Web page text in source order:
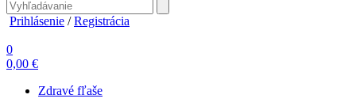
Prihlásenie / Registrácia
0
0,00 €
Zdravé fľaše